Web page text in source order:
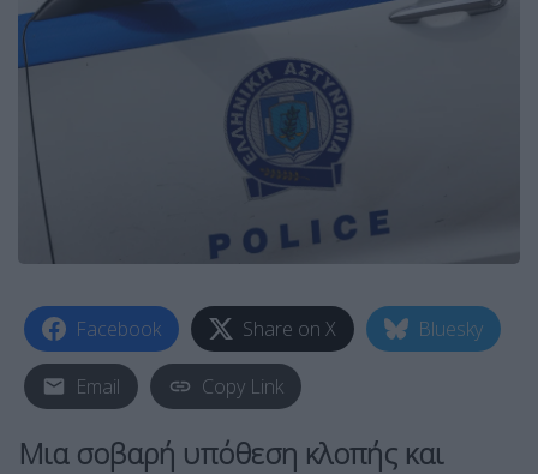
Facebook Share on X Bluesky
Email Copy Link
Μια σοβαρή υπόθεση κλοπής και